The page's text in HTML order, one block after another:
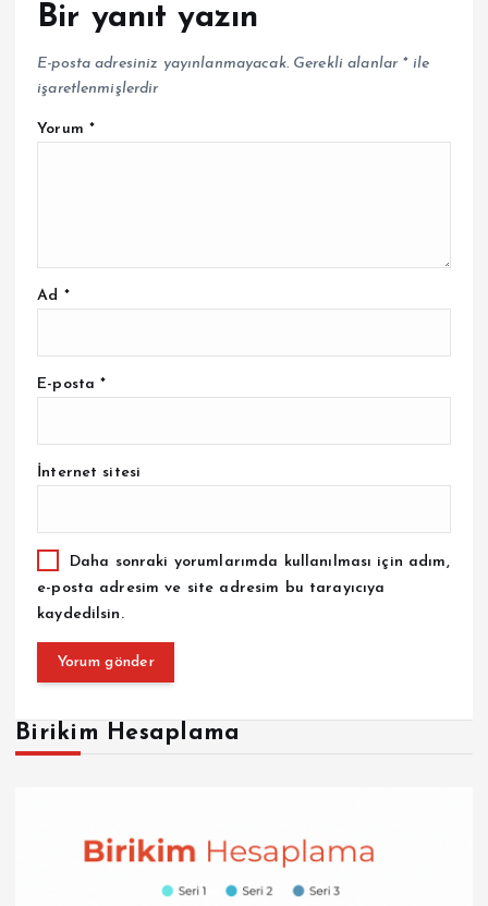
Bir yanıt yazın
E-posta adresiniz yayınlanmayacak. Gerekli alanlar *ile
işaretlenmişlerdir
Yorum *
Ad *
E-posta*
İnternet sitesi
Daha sonraki yorumlarımda kullanılması için adım,
e-posta adresim ve site adresim bu tarayıcıya
kaydedilsin.
Birikim Hesaplama